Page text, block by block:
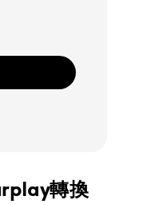
轉換